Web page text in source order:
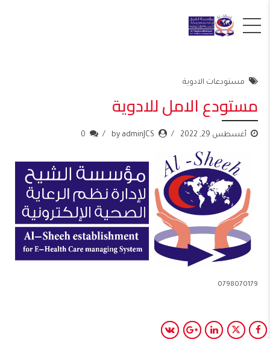
مستودعات الادوية
مستودع الامل للادوية
أغسطس 29, 2022 by adminJCS
0
0798070179